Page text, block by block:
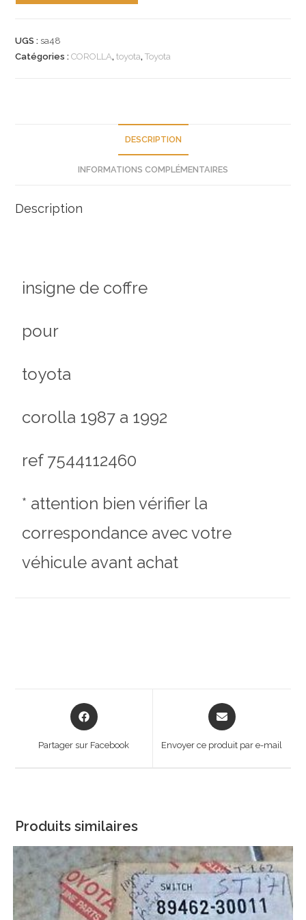
toyota
UGS : sa48
Catégories :COROLLA,toyota,Toyota
DESCRIPTION
INFORMATIONS COMPLÉMENTAIRES
Description
insigne de coffre
pour
toyota
corolla 1987 a 1992
ref 7544112460
* attention bien vérifier la
correspondance avec votre
véhicule avant achat
Opens
in
Partager sur Facebook
Opens
in
new
Envoyer ce produit par e-mail
Produits similaires